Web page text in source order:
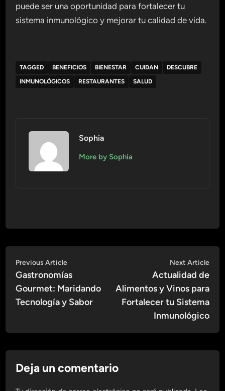
puede ser una oportunidad para fortalecer tu
sistema inmunológico y mejorar tu calidad de vida.
TAGGED BENEFICIOS BIENESTAR CUIDAN
DESCUBRE
INMUNOLÓGICOS
RESTAURANTES SALUD
Sophia
More by Sophia
Navegación
de
entradas
Previous ArticlePrevious
article:
Gastronomías
Gourmet: Maridando
Tecnología y Sabor
Next Article
Actualidad de
Alimentos y Vinos para
Fortalecer tu Sistema
Inmunológico
Deja un comentario